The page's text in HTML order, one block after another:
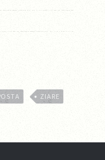
ZIARE